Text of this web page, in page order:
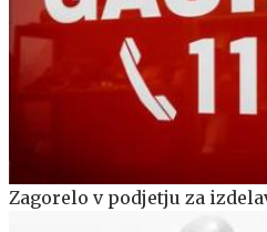
Zagorelo v podjetju za